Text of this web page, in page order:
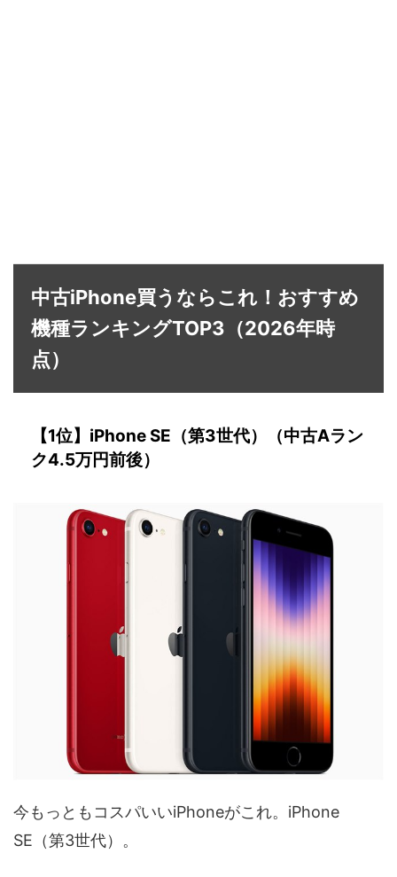
中古iPhone買うならこれ！おすすめ
機種ランキングTOP3（2026年時
点）
【1位】iPhone SE（第3世代）（中古Aラン
ク4.5万円前後）
今もっともコスパいいiPhoneがこれ。iPhone
SE（第3世代）。